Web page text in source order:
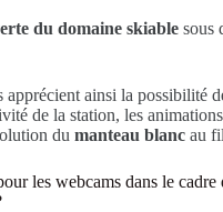
du domaine skiable sous
apprécient ainsi la possibilité
de la station, les
du manteau blanc au
les webcams dans le cadre